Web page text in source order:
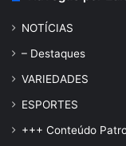
NOTÍCIAS
– Destaques
VARIEDADES
ESPORTES
+++ Conteúdo